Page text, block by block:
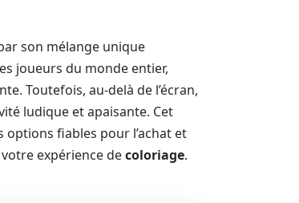
son mélange unique
joueurs du monde entier,
Toutefois, au-delà de l’écran,
ludique et apaisante. Cet
fiables pour l’achat et
expérience decoloriage.